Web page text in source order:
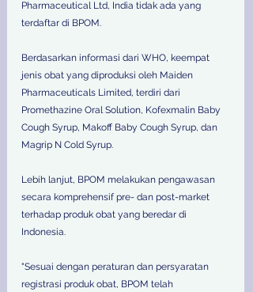
Pharmaceutical Ltd, India tidak ada yang
terdaftar di BPOM.
Berdasarkan informasi dari WHO, keempat
jenis obat yang diproduksi oleh Maiden
Pharmaceuticals Limited, terdiri dari
Promethazine Oral Solution, Kofexmalin Baby
Cough Syrup, Makoff Baby Cough Syrup, dan
Magrip N Cold Syrup.
Lebih lanjut, BPOM melakukan pengawasan
secara komprehensif pre- dan post-market
terhadap produk obat yang beredar di
Indonesia.
"Sesuai dengan peraturan dan persyaratan
registrasi produk obat, BPOM telah